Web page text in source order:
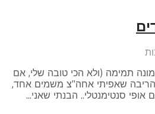
תמימה (ולא הכי טובה שלי, אם
שאפיתי אחה"צ משמים אחד,
סנטימנטלי.. הבנתי שאני...